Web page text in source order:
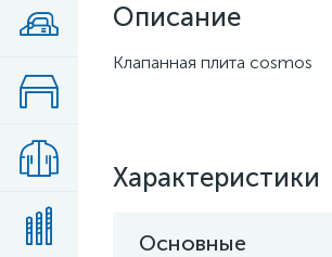
Описание
Клапанная плита cosmos
Характеристики
Основные